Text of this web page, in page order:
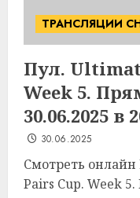
ТРАНСЛЯЦИИ
Пул.
Week 5.
30.06.2025 в
30.06.2025
Смотреть
Pairs Cup. Week